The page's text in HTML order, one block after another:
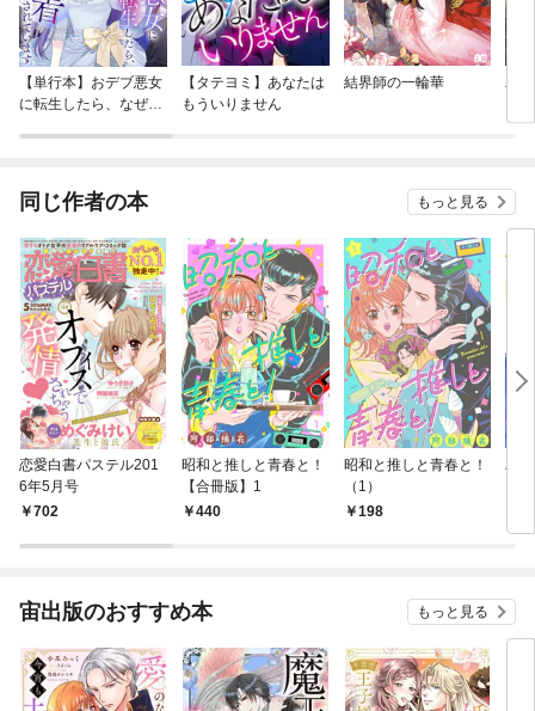
【単行本】おデブ悪女
に転生したら、なぜか
【タテヨミ】あなたは
もういりません
結界師の一輪華
バ
今
同じ作者の本 もっと見る
恋愛白書パステル201
6年5月号
702
昭和と推しと青春と！
【合冊版】1
440
昭和と推しと青春と！
（1）
198
バ
宙出版のおすすめ本 もっと見る